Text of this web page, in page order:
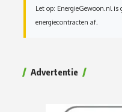
Let op: EnergieGewoon.nl is
energiecontracten af.
Advertentie